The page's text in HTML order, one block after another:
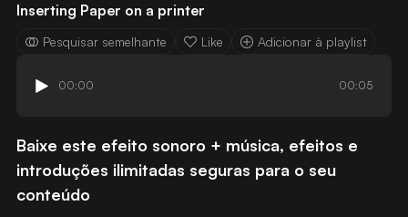
Inserting Paper on a printer
Pesquisar semelhante Like Adicionar à playlist
00:00 00:05
Baixe este efeito sonoro + música, efeitos e
introduções ilimitadas seguras para o seu
conteúdo